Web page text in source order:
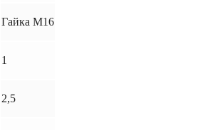
Гайка М16
1
2,5